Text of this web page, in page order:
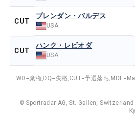
CUT
ブレンダン・バルデス
USA
CUT
ハンク・レビオダ
USA
WD=棄権, DQ=失格, CUT=予選落ち,
© Sportradar AG, St. Gallen,